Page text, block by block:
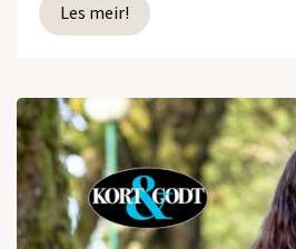
Les meir!